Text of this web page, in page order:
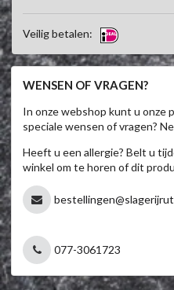
Veilig betalen:
WENSEN OF VRAGEN?
In onze webshop kunt u onze
speciale wensen of vragen?
Heeft u een allergie? Belt u
winkel om te horen of dit
077-3061723